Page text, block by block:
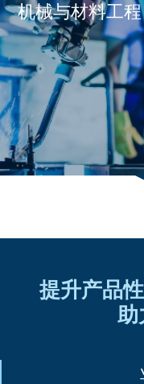
机械与材料工程
提升产品
助